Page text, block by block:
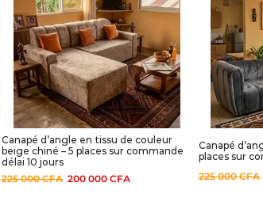
Canapé d’angle en tissu de couleur
beige chiné – 5 places sur commande
délai 10 jours
225 000CFA 200 000 CFA
Canapé
places sur
225 000CFA